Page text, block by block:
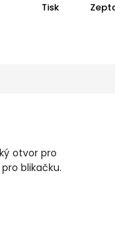
Tisk
otvor pro
blikačku.